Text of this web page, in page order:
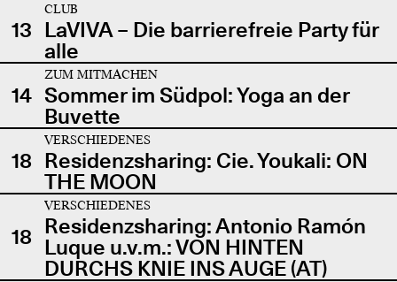
13
CLUB
LaVIVA – Die barrierefreie Party für
alle
14
ZUM MITMACHEN
Sommer im Südpol: Yoga an der
Buvette
18
VERSCHIEDENES
Residenzsharing: Cie. Youkali: ON
THE MOON
18
VERSCHIEDENES
Residenzsharing: Antonio Ramón
Luque u.v.m.: VON HINTEN
DURCHS KNIE INS AUGE (AT)